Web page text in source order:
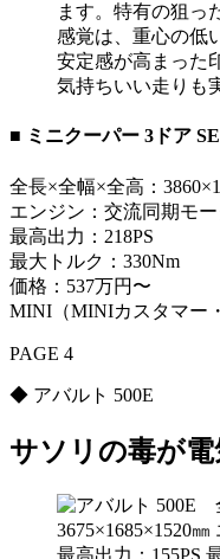
ます。特有の狙っ
感覚は、重心の低
安定感が高まった
気持ちいい走りも
■ ミニクーパー 3ドア SE
全長×全幅×全高：
エンジン：交流同期モ
最高出力：218PS
最大トルク：330Nm
価格：537万円〜
MINI（MINIカスタマー
PAGE 4
◆ アバルト 500E
サソリの毒が